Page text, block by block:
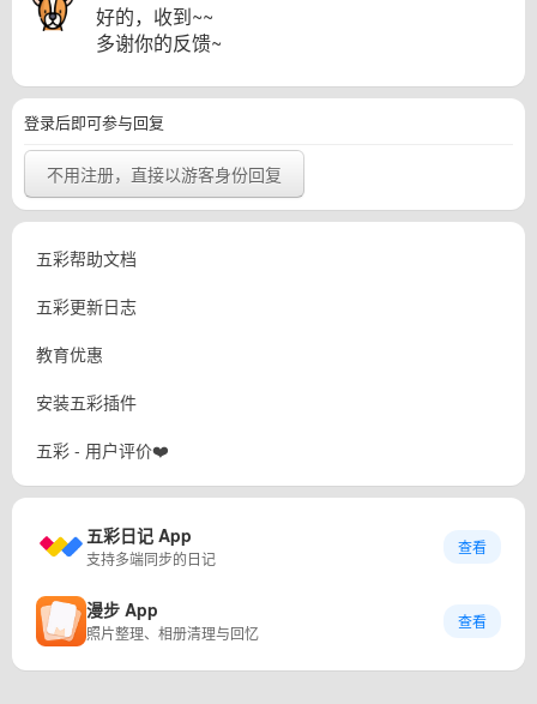
好的，收到~~
多谢你的反馈~
登录后即可参与回复
不用注册，直接以游客身份回复
五彩帮助文档
五彩更新日志
教育优惠
安装五彩插件
五彩 - 用户评价❤️
五彩日记 App
支持多端同步的日记
查看
漫步 App
照片整理、相册清理与回忆
查看